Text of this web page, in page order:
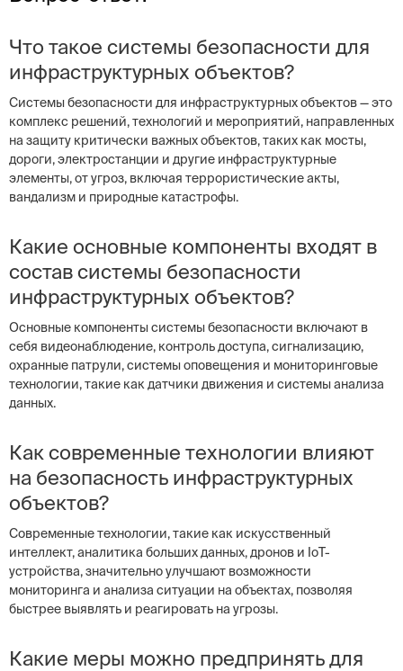
Что такое системы безопасности для
инфраструктурных объектов?
Системы безопасности для инфраструктурных объектов — это
комплекс решений, технологий и мероприятий, направленных
на защиту критически важных объектов, таких как мосты,
дороги, электростанции и другие инфраструктурные
элементы, от угроз, включая террористические акты,
вандализм и природные катастрофы.
Какие основные компоненты входят в
состав системы безопасности
инфраструктурных объектов?
Основные компоненты системы безопасности включают в
себя видеонаблюдение, контроль доступа, сигнализацию,
охранные патрули, системы оповещения и мониторинговые
технологии, такие как датчики движения и системы анализа
данных.
Как современные технологии влияют
на безопасность инфраструктурных
объектов?
Современные технологии, такие как искусственный
интеллект, аналитика больших данных, дронов и IoT-
устройства, значительно улучшают возможности
мониторинга и анализа ситуации на объектах, позволяя
быстрее выявлять и реагировать на угрозы.
Какие меры можно предпринять для